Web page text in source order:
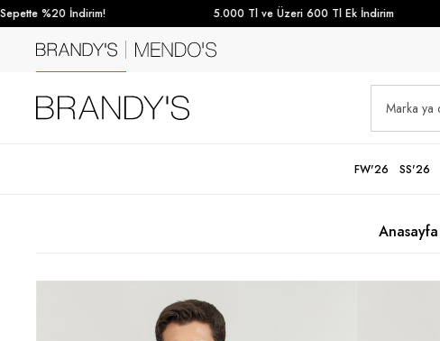
%20 İndirim! 5.000 Tl ve Üzeri 600 Tl Ek İndirim
FW'26 SS'26
Anasayfa